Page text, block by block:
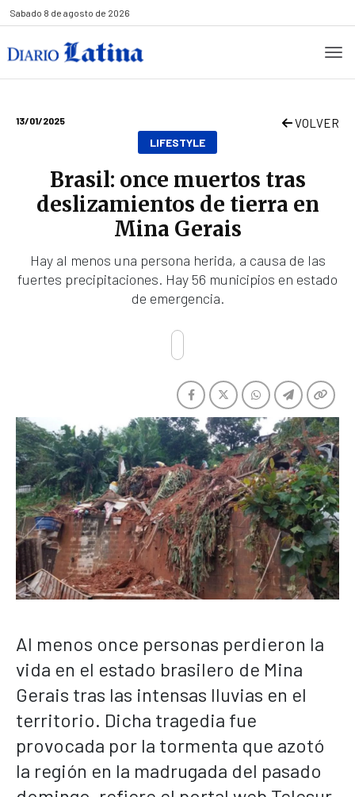
Sabado 8 de agosto de 2026
13/01/2025 VOLVER
LIFESTYLE
Brasil: once muertos tras
deslizamientos de tierra en
Mina Gerais
Hay al menos una persona herida, a causa de las
fuertes precipitaciones. Hay 56 municipios en estado
de emergencia.
Al menos once personas perdieron la
vida en el estado brasilero de Mina
Gerais tras las intensas lluvias en el
territorio. Dicha tragedia fue
provocada por la tormenta que azotó
la región en la madrugada del pasado